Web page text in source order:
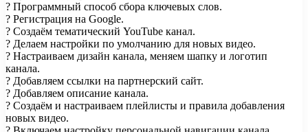
? Программный способ сбора ключевых слов.
? Регистрация на Google.
? Создаём тематический YouTube канал.
? Делаем настройки по умолчанию для новых видео.
? Настраиваем дизайн канала, меняем шапку и логотип
канала.
? Добавляем ссылки на партнерский сайт.
? Добавляем описание канала.
? Создаём и настраиваем плейлисты и правила добавления
новых видео.